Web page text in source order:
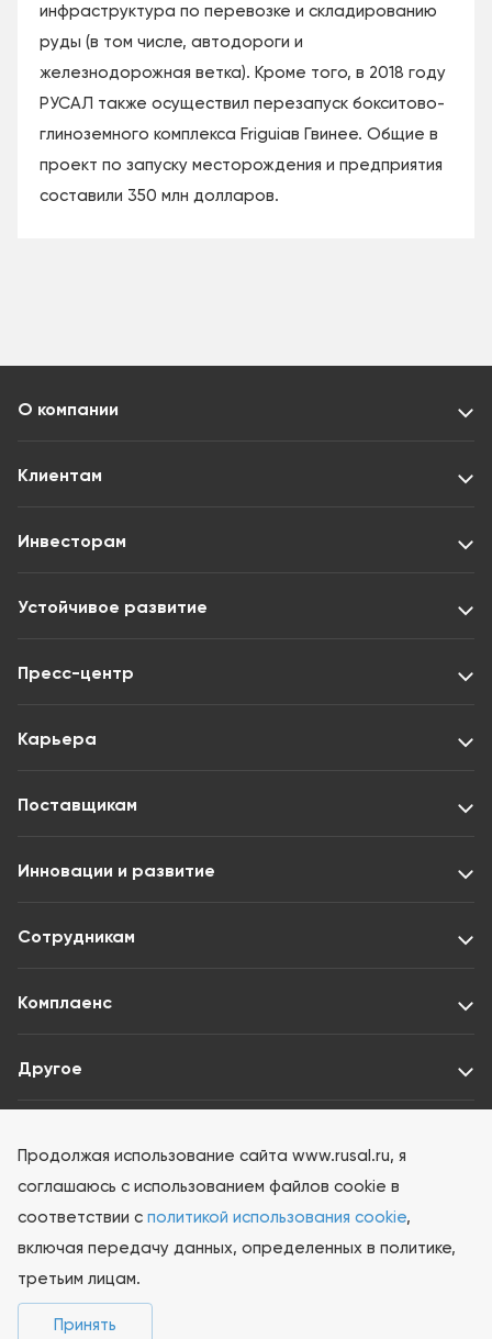
инфраструктура по перевозке и складированию
руды (в том числе, автодороги и
железнодорожная ветка). Кроме того, в 2018 году
РУСАЛ также осуществил перезапуск бокситово-
глиноземного комплекса Friguiaв Гвинее. Общие в
проект по запуску месторождения и предприятия
составили 350 млн долларов.
О компании
Клиентам
Инвесторам
Устойчивое развитие
Пресс-центр
Карьера
Поставщикам
Инновации и развитие
Сотрудникам
Комплаенс
Другое
Раскрытие информации ООО «Интерфакс-ЦРКИ»
© 2026 РУСАЛ Все права защищены
Продолжая использование сайта www.rusal.ru, я
соглашаюсь с использованием файлов cookie в
соответствии с политикой использования cookie,
включая передачу данных, определенных в политике,
третьим лицам.
Принять